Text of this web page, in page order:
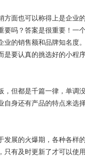
面也可以称得上是企业
吗？答案是很重要！一
的销售额和品牌知名度
要认真的挑选好的小程
但都是千篇一律，单调
身还有产品的特点来选
展的火爆期，各种各样
有及时更新了才可以使